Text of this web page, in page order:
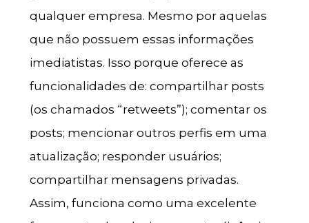
qualquer empresa. Mesmo por aquelas
que não possuem essas informações
imediatistas. Isso porque oferece as
funcionalidades de: compartilhar posts
(os chamados “retweets”); comentar os
posts; mencionar outros perfis em uma
atualização; responder usuários;
compartilhar mensagens privadas.
Assim, funciona como uma excelente